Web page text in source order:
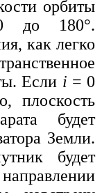
орбиты
до 180°.
как легко
Если i = 0
плоскость
будет
Земли.
будет